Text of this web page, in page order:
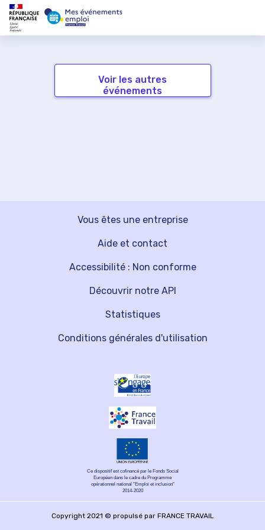
Voir les autres
événements
Vous êtes une entreprise
Découvrir notre API
Aide et contact
Statistiques
Accessibilité : Non conforme
Conditions générales d'utilisation
Ce dispositif est cofinancé par le Fonds Social
Européen dans le cadre du Programme
opérationnel national "Emploi et inclusion"
2014-2020
Copyright 2021 © propulsé par FRANCE TRAVAIL